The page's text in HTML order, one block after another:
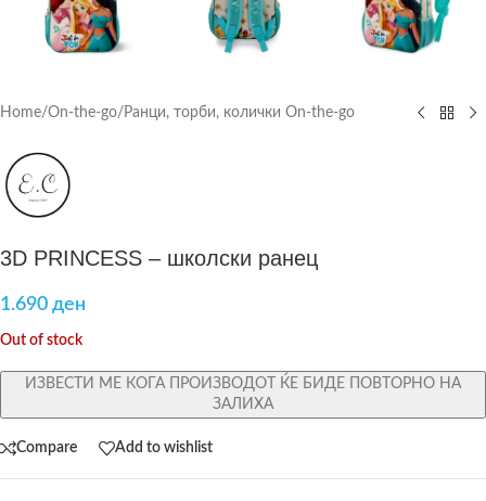
Home/On-the-go/ Ранци, торби, колички On-the-go
3D PRINCESS – школски ранец
1.690 ден
Out of stock
ИЗВЕСТИ МЕ КОГА ПРОИЗВОДОТ ЌЕ БИДЕ ПОВТОРНО НА
ЗАЛИХА
Compare Add to wishlist